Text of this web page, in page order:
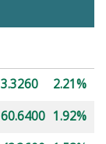
3.3260
2.21%
60.6400 1.92%